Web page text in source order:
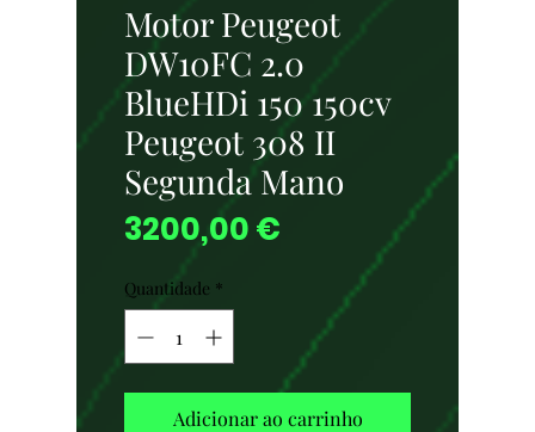
Motor Peugeot
DW10FC 2.0
BlueHDi 150 150cv
Peugeot 308 II
Segunda Mano
3200,00 €
Quantidade *
Adicionar ao carrinho